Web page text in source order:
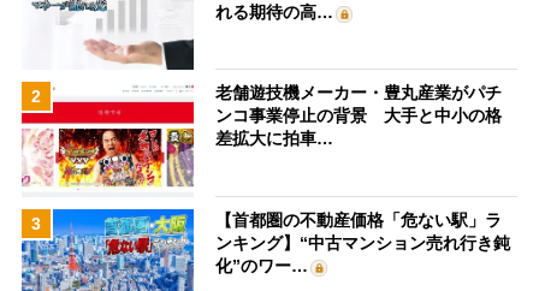
れる期待の高…
2
老舗遊技機メーカー・豊丸産業がパチ
ンコ事業停止の背景 大手と中小の格
差拡大に拍車…
3
【首都圏の不動産価格「危ない駅」ラ
ンキング】“中古マンション売れ行き鈍
化”のワー…